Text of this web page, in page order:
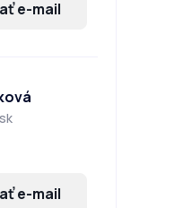
e-mail
e-mail